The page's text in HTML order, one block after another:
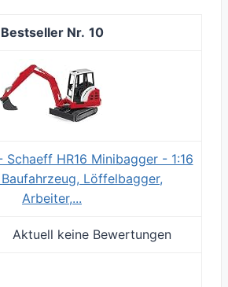
10
HR16 Minibagger - 1:16
Löffelbagger,
Arbeiter,...
Aktuell keine Bewertungen